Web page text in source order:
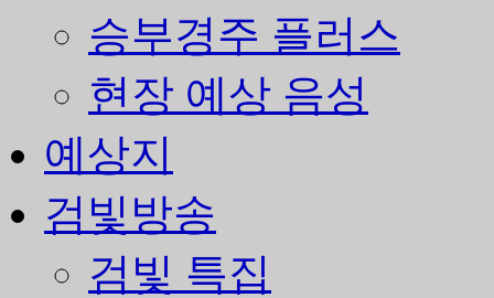
승부경주 플러스
현장 예상 음성
예상지
검빛방송
검빛 특집